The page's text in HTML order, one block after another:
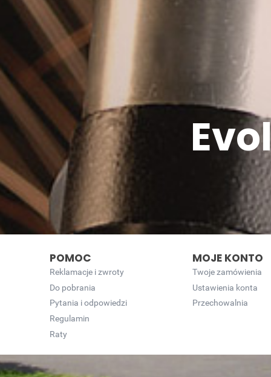
POMOC
Reklamacje i zwroty
Do pobrania
Pytania i odpowiedzi
Regulamin
Raty
MOJE KONTO
Twoje zamówienia
Ustawienia konta
Przechowalnia